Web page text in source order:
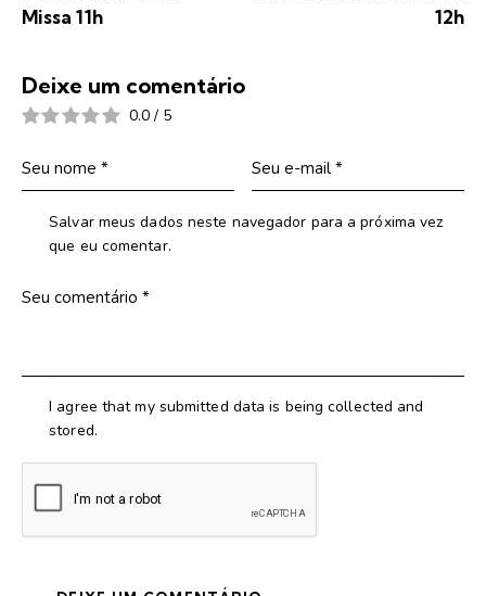
Missa 11h
12h
Deixe um comentário
0.0 / 5
Salvar meus dados neste navegador para a próxima vez
que eu comentar.
I agree that my submitted data is being collected and
stored.